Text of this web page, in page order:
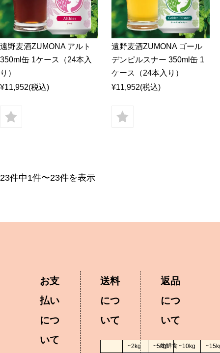
遠野麦酒ZUMONA アルト
350ml缶 1ケース（24本入
り）
¥11,952(税込)
遠野麦酒ZUMONA ゴール
デンピルスナー 350ml缶 1
ケース（24本入り）
¥11,952(税込)
23件中1件〜23件を表示
お支
払い
につ
いて
送料
につ
いて
~2kg ~5kg ~10kg
返品
につ
いて
生鮮食